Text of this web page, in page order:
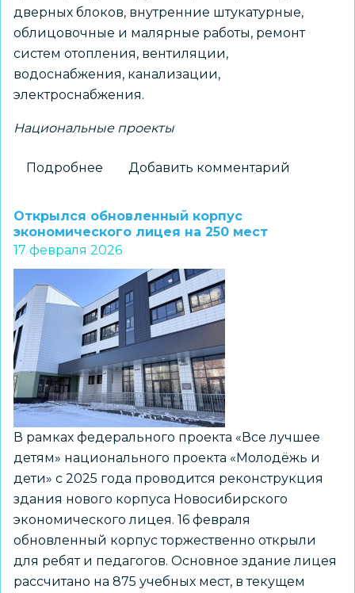
дверных блоков, внутренние штукатурные,
облицовочные и малярные работы, ремонт
систем отопления, вентиляции,
водоснабжения, канализации,
электроснабжения.
Национальные проекты
Подробнее
после
капитального
ремонта
школы
оперативно
устранили
благодаря
обратной
связи
Добавить комментарий
Открылся обновленный корпус
экономического лицея на 250 мест
17 февраля 2026
В рамках федерального проекта «Все лучшее
детям» национального проекта «Молодёжь и
дети» с 2025 года проводится реконструкция
здания нового корпуса Новосибирского
экономического лицея. 16 февраля
обновленный корпус торжественно открыли
для ребят и педагогов. Основное здание лицея
рассчитано на 875 учебных мест, в текущем